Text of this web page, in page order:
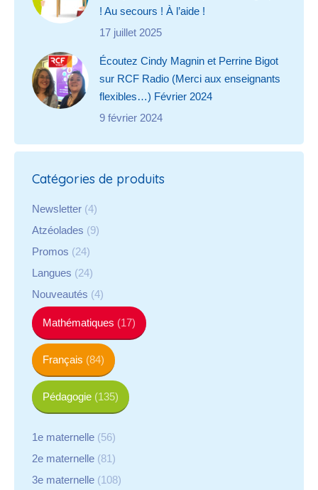
! Au secours ! À l’aide !
17 juillet 2025
Écoutez Cindy Magnin et Perrine Bigot
sur RCF Radio (Merci aux enseignants
flexibles…) Février 2024
9 février 2024
Catégories de produits
Newsletter (4)
Atzéolades (9)
Promos (24)
Langues (24)
Nouveautés (4)
Mathématiques (17)
Français (84)
Pédagogie (135)
1e maternelle (56)
2e maternelle (81)
3e maternelle (108)